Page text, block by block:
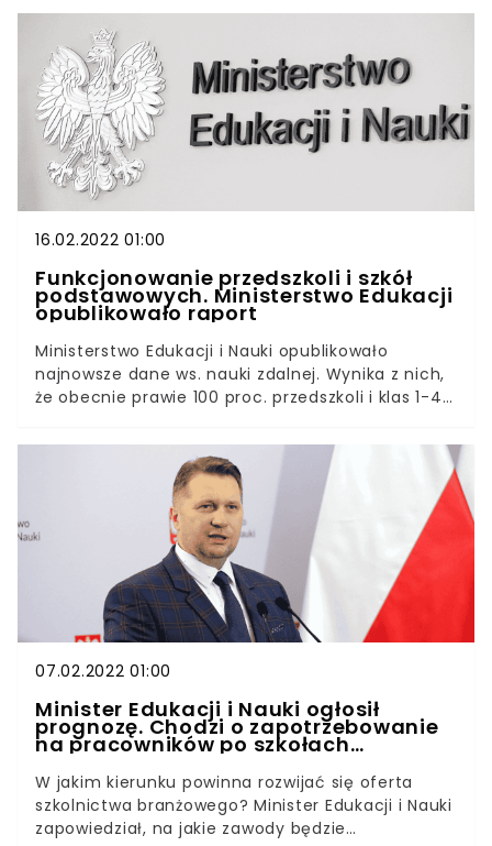
placówkach szkolnych. Tylko jedna szkoła w całej
Polsce prowadzi obecnie naukę w trybie zdalnym,
a cztery w trybie mieszanym.Ministerstwo
edukacji i nauki podało komunikaty dotyczące
funkcjonowania szkół podstawowych i
ponadpodstawowych z wyłączeniem województw,
w których trwają ferie. Komunikaty zostały
sporządzone na podstawie danych otrzymanych
od kuratorów oświaty.
16.02.2022 01:00
Funkcjonowanie przedszkoli i szkół
podstawowych. Ministerstwo Edukacji
opublikowało raport
Ministerstwo Edukacji i Nauki opublikowało
najnowsze dane ws. nauki zdalnej. Wynika z nich,
że obecnie prawie 100 proc. przedszkoli i klas 1-4
uwagę fakt, że niedługo starsi uczniowie wrócą
do ławek szkolny, informacja ta napawa bardzo
pozytywnie.Nic tak nie dekoncentruje młodzieży
jak ciągłe kwarantanny i zmiany trybu nauczania.
Niedługo uczniowie szkół średnich i klasy 5-8
wrócą do szkoły i, zgodnie z zapewnieniem
ministra Czarnka, zostaną w niej do końca roku.
07.02.2022 01:00
Minister Edukacji i Nauki ogłosił
prognozę. Chodzi o zapotrzebowanie
na pracowników po szkołach
branżowych
W jakim kierunku powinna rozwijać się oferta
szkolnictwa branżowego? Minister Edukacji i Nauki
zapowiedział, na jakie zawody będzie